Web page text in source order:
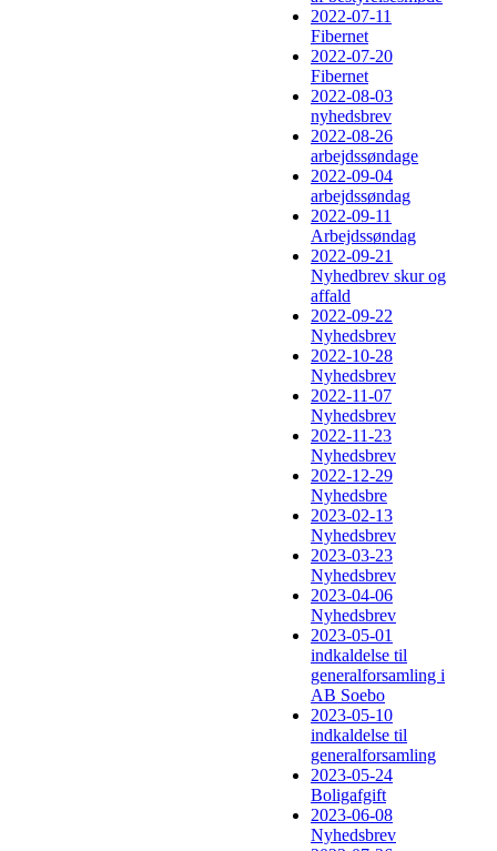
2022-07-11
Fibernet
2022-07-20
Fibernet
2022-08-03
nyhedsbrev
2022-08-26
arbejdssøndage
2022-09-04
arbejdssøndag
2022-09-11
Arbejdssøndag
2022-09-21
Nyhedbrev skur og
affald
2022-09-22
Nyhedsbrev
2022-10-28
Nyhedsbrev
2022-11-07
Nyhedsbrev
2022-11-23
Nyhedsbrev
2022-12-29
Nyhedsbre
2023-02-13
Nyhedsbrev
2023-03-23
Nyhedsbrev
2023-04-06
Nyhedsbrev
2023-05-01
indkaldelse til
generalforsamling i
AB Soebo
2023-05-10
indkaldelse til
generalforsamling
2023-05-24
Boligafgift
2023-06-08
Nyhedsbrev